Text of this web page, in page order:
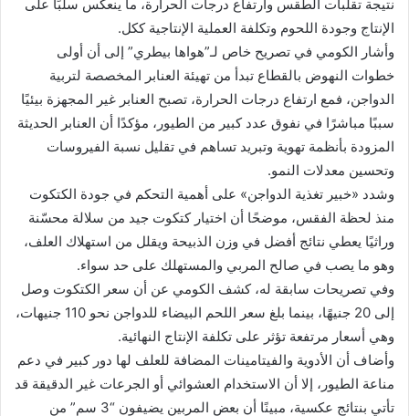
نتيجة تقلبات الطقس وارتفاع درجات الحرارة، ما ينعكس سلبًا على
الإنتاج وجودة اللحوم وتكلفة العملية الإنتاجية ككل.
وأشار الكومي في تصريح خاص لـ”هواها بيطري” إلى أن أولى
خطوات النهوض بالقطاع تبدأ من تهيئة العنابر المخصصة لتربية
الدواجن، فمع ارتفاع درجات الحرارة، تصبح العنابر غير المجهزة بيئيًا
سببًا مباشرًا في نفوق عدد كبير من الطيور، مؤكدًا أن العنابر الحديثة
المزودة بأنظمة تهوية وتبريد تساهم في تقليل نسبة الفيروسات
وتحسين معدلات النمو.
وشدد «خبير تغذية الدواجن» على أهمية التحكم في جودة الكتكوت
منذ لحظة الفقس، موضحًا أن اختيار كتكوت جيد من سلالة محسّنة
وراثيًا يعطي نتائج أفضل في وزن الذبيحة ويقلل من استهلاك العلف،
وهو ما يصب في صالح المربي والمستهلك على حد سواء.
وفي تصريحات سابقة له، كشف الكومي عن أن سعر الكتكوت وصل
إلى 20 جنيهًا، بينما بلغ سعر اللحم البيضاء للدواجن نحو 110 جنيهات،
وهي أسعار مرتفعة تؤثر على تكلفة الإنتاج النهائية.
وأضاف أن الأدوية والفيتامينات المضافة للعلف لها دور كبير في دعم
مناعة الطيور، إلا أن الاستخدام العشوائي أو الجرعات غير الدقيقة قد
تأتي بنتائج عكسية، مبينًا أن بعض المربين يضيفون “3 سم” من